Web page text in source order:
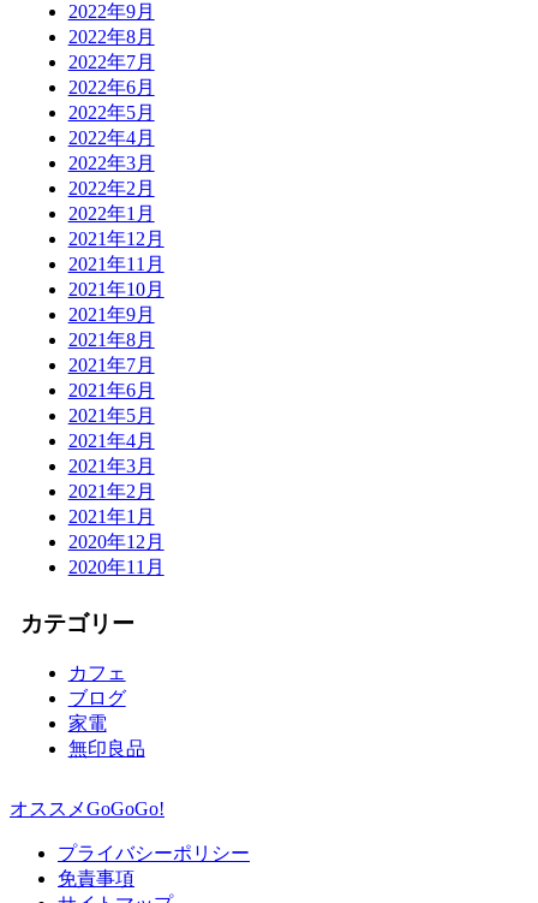
2022年9月
2022年8月
2022年7月
2022年6月
2022年5月
2022年4月
2022年3月
2022年2月
2022年1月
2021年12月
2021年11月
2021年10月
2021年9月
2021年8月
2021年7月
2021年6月
2021年5月
2021年4月
2021年3月
2021年2月
2021年1月
2020年12月
2020年11月
カテゴリー
カフェ
ブログ
家電
無印良品
オススメGoGoGo!
プライバシーポリシー
免責事項